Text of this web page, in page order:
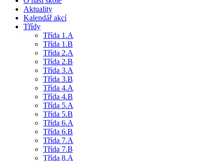
Aktuality
Kalendář akcí
Třídy
Třída 1.A
Třída 1.B
Třída 2.A
Třída 2.B
Třída 3.A
Třída 3.B
Třída 4.A
Třída 4.B
Třída 5.A
Třída 5.B
Třída 6.A
Třída 6.B
Třída 7.A
Třída 7.B
Třída 8.A